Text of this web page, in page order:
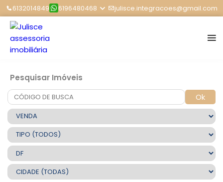
6132014849 6196480468 julisce.integracoes@gmail.com
Pesquisar Imóveis
Ok